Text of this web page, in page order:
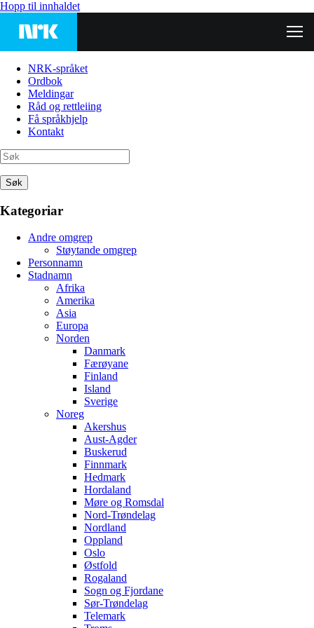
Hopp til innhaldet
NRK-språket
Ordbok
Meldingar
Råd og rettleiing
Få språkhjelp
Kontakt
Søk
Kategoriar
Andre omgrep
Støytande omgrep
Personnamn
Stadnamn
Afrika
Amerika
Asia
Europa
Norden
Danmark
Færøyane
Finland
Island
Sverige
Noreg
Akershus
Aust-Agder
Buskerud
Finnmark
Hedmark
Hordaland
Møre og Romsdal
Nord-Trøndelag
Nordland
Oppland
Oslo
Østfold
Rogaland
Sogn og Fjordane
Sør-Trøndelag
Telemark